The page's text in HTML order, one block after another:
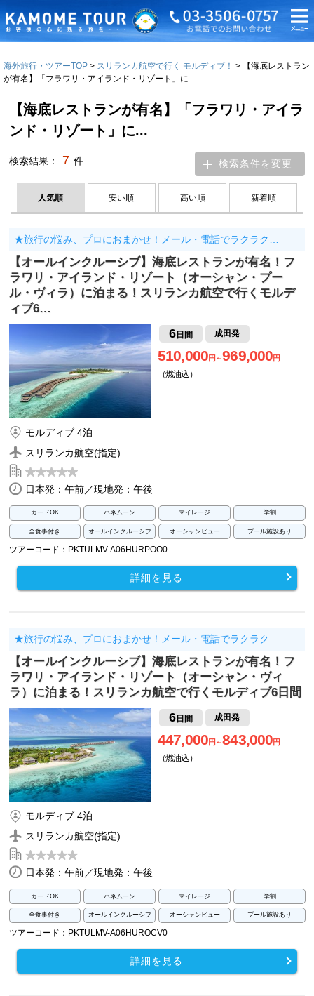
海外旅行・ツアーTOP スリランカ航空で行く モルディブ！
【海底レストラン
が有名】「フラワリ・アイランド・リゾート」に...
【海底レストランが有名】「フラワリ・アイラ
ンド・リゾート」に...
検索結果： 7 件 検索条件を変更
人気順 安い順 高い順 新着順
★旅行の悩み、プロにおまかせ！メール・電話でラクラク…
【オールインクルーシブ】海底レストランが有名！フ
ラワリ・アイランド・リゾート（オーシャン・プー
ル・ヴィラ）に泊まる！スリランカ航空で行くモルデ
ィブ6…
6日間 成田発
510,000円～969,000円
（燃油込）
モルディブ 4泊
スリランカ航空(指定)
日本発：午前／現地発：午後
カードOK ハネムーン マイレージ 学割
全食事付き オールインクルーシブ オーシャンビュー プール施設あり
ツアーコード：PKTULMV-A06HURPOO0
詳細を見る
★旅行の悩み、プロにおまかせ！メール・電話でラクラク…
【オールインクルーシブ】海底レストランが有名！フ
ラワリ・アイランド・リゾート（オーシャン・ヴィ
ラ）に泊まる！スリランカ航空で行くモルディブ6日間
6日間 成田発
447,000円～843,000円
（燃油込）
モルディブ 4泊
スリランカ航空(指定)
日本発：午前／現地発：午後
カードOK ハネムーン マイレージ 学割
全食事付き オールインクルーシブ オーシャンビュー プール施設あり
ツアーコード：PKTULMV-A06HUROCV0
詳細を見る